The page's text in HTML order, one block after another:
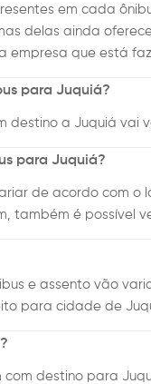
em cada
delas ainda
empresa que está
para Juquiá?
destino a Juquiá vai
para Juquiá?
de acordo com o
também é possível
e assento vão
para cidade de
com destino para